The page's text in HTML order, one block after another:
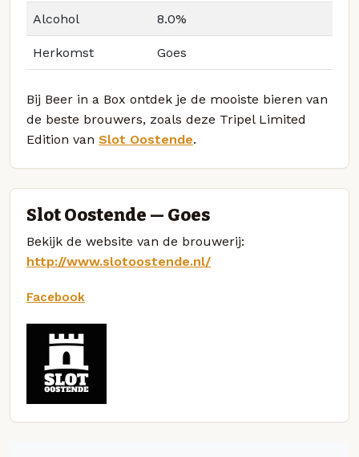
Alcohol 8.0%
Herkomst Goes
Bij Beer in a Box ontdek je de mooiste bieren van
de beste brouwers, zoals deze Tripel Limited
Edition van Slot Oostende.
Slot Oostende — Goes
Bekijk de website van de brouwerij:
http://www.slotoostende.nl/
Facebook